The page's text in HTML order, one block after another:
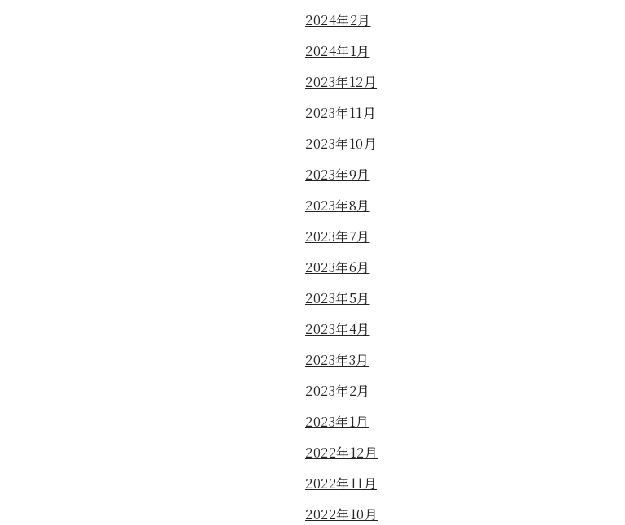
2024年2月
2024年1月
2023年12月
2023年11月
2023年10月
2023年9月
2023年8月
2023年7月
2023年6月
2023年5月
2023年4月
2023年3月
2023年2月
2023年1月
2022年12月
2022年11月
2022年10月